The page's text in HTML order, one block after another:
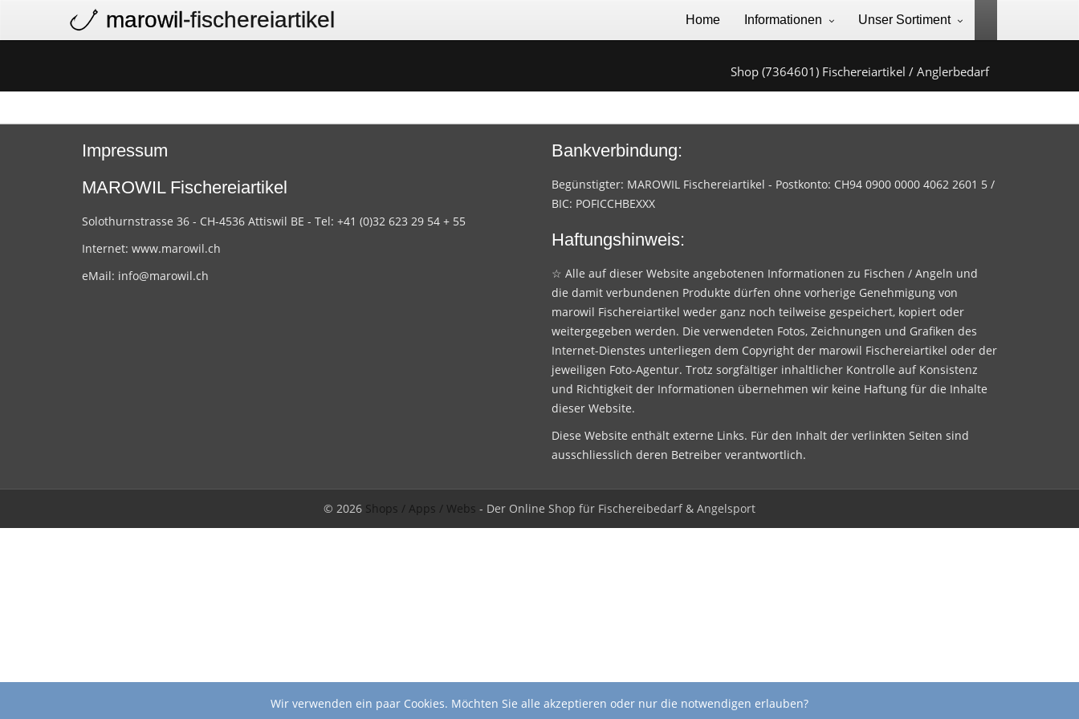
marowil-fischereiartikel Home Informationen Unser Sortiment
Shop (7364601) Fischereiartikel / Anglerbedarf
Impressum
MAROWIL Fischereiartikel
Solothurnstrasse 36 - CH-4536 Attiswil BE - Tel: +41 (0)32 623 29 54 + 55
Internet: www.marowil.ch
eMail: info@marowil.ch
Bankverbindung:
Begünstigter: MAROWIL Fischereiartikel - Postkonto: CH94 0900 0000 4062 2601 5 /
BIC: POFICCHBEXXX
Haftungshinweis:
☆ Alle auf dieser Website angebotenen Informationen zu Fischen / Angeln und
die damit verbundenen Produkte dürfen ohne vorherige Genehmigung von
marowil Fischereiartikel weder ganz noch teilweise gespeichert, kopiert oder
weitergegeben werden. Die verwendeten Fotos, Zeichnungen und Grafiken des
Internet-Dienstes unterliegen dem Copyright der marowil Fischereiartikel oder der
jeweiligen Foto-Agentur. Trotz sorgfältiger inhaltlicher Kontrolle auf Konsistenz
und Richtigkeit der Informationen übernehmen wir keine Haftung für die Inhalte
dieser Website.
Diese Website enthält externe Links. Für den Inhalt der verlinkten Seiten sind
ausschliesslich deren Betreiber verantwortlich.
© 2026 Shops / Apps / Webs - Der Online Shop für Fischereibedarf & Angelsport
Wir verwenden ein paar Cookies. Möchten Sie alle akzeptieren oder nur die notwendigen erlauben?